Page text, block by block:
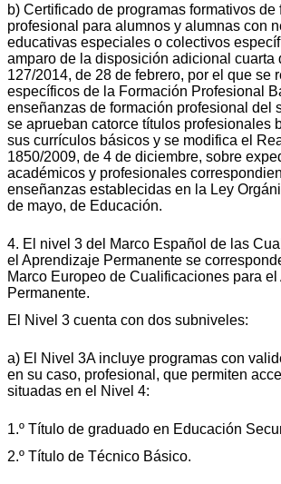
b) Certificado de programas formativos de
profesional para alumnos y alumnas con
educativas especiales o colectivos
amparo de la disposición adicional cuarta
127/2014, de 28 de febrero, por el que se
específicos de la Formación Profesional
enseñanzas de formación profesional del
se aprueban catorce títulos profesionales
sus currículos básicos y se modifica el
1850/2009, de 4 de diciembre, sobre
académicos y profesionales
enseñanzas establecidas en la Ley
de mayo, de Educación.
4. El nivel 3 del Marco Español de las
el Aprendizaje Permanente se
Marco Europeo de Cualificaciones para
Permanente.
El Nivel 3 cuenta con dos subniveles:
a) El Nivel 3A incluye programas con
en su caso, profesional, que permiten
situadas en el Nivel 4:
1.º Título de graduado en Educación
2.º Título de Técnico Básico.